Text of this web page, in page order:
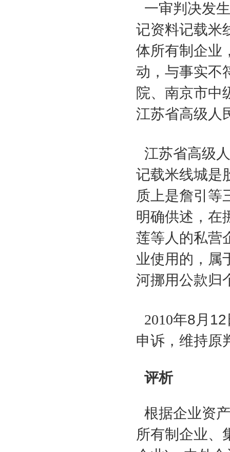
一审判决发
记资料记载米
体所有制企业
动，与事实不
院、南京市中
江苏省高级人
江苏省高级
记载米线城是
质上是詹引等
明确供述，在
莲等人的私营
业使用的，属
河挪用公款归
2010年8月 12
申诉，维持原
评析
根据企业资
所有制企业、